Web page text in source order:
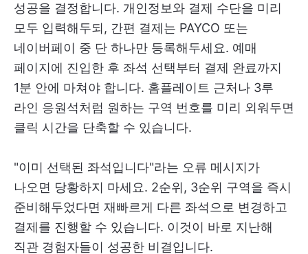
성공을 결정합니다. 개인정보와 결제 수단을 미리
모두 입력해두되, 간편 결제는 PAYCO 또는
네이버페이 중 단 하나만 등록해두세요. 예매
페이지에 진입한 후 좌석 선택부터 결제 완료까지
1분 안에 마쳐야 합니다. 홈플레이트 근처나 3루
라인 응원석처럼 원하는 구역 번호를 미리 외워두면
클릭 시간을 단축할 수 있습니다.
"이미 선택된 좌석입니다"라는 오류 메시지가
나오면 당황하지 마세요. 2순위, 3순위 구역을 즉시
준비해두었다면 재빠르게 다른 좌석으로 변경하고
결제를 진행할 수 있습니다. 이것이 바로 지난해
직관 경험자들이 성공한 비결입니다.